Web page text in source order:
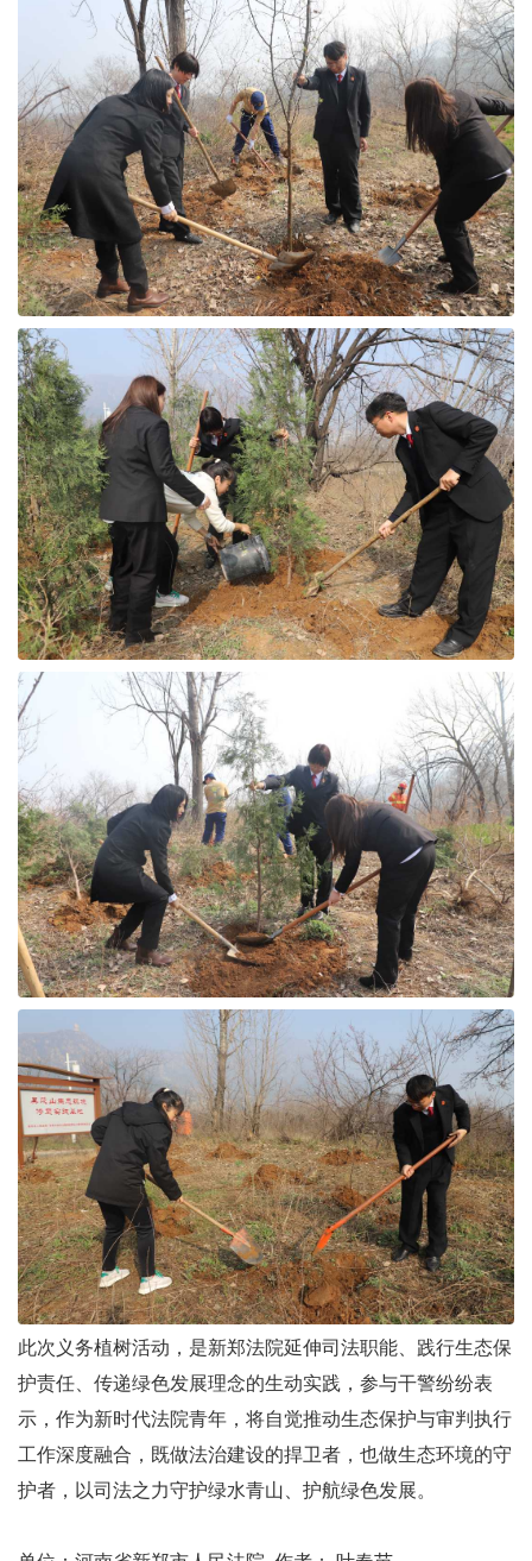
此次义务植树活动，是新郑法院延伸司法职能、践行生态保
护责任、传递绿色发展理念的生动实践，参与干警纷纷表
示，作为新时代法院青年，将自觉推动生态保护与审判执行
工作深度融合，既做法治建设的捍卫者，也做生态环境的守
护者，以司法之力守护绿水青山、护航绿色发展。